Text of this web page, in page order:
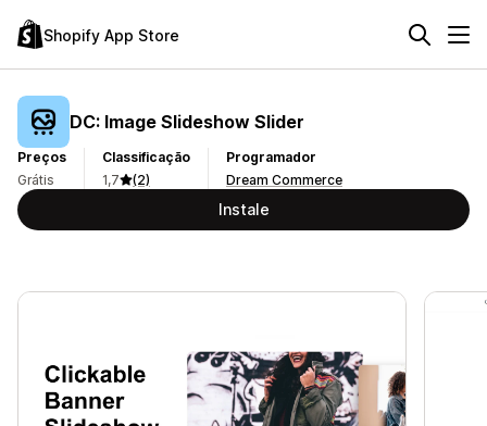
Shopify App Store
DC: Image Slideshow Slider
Preços
Grátis
Classificação
1,7
(2)
Programador
Dream Commerce
Instale